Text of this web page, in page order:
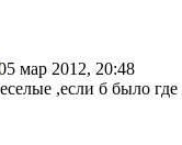
мар 2012, 20:48
,если б было